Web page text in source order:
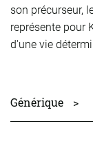
son précurseur,
représente pour
d'une vie
Générique >
Hübbecker,